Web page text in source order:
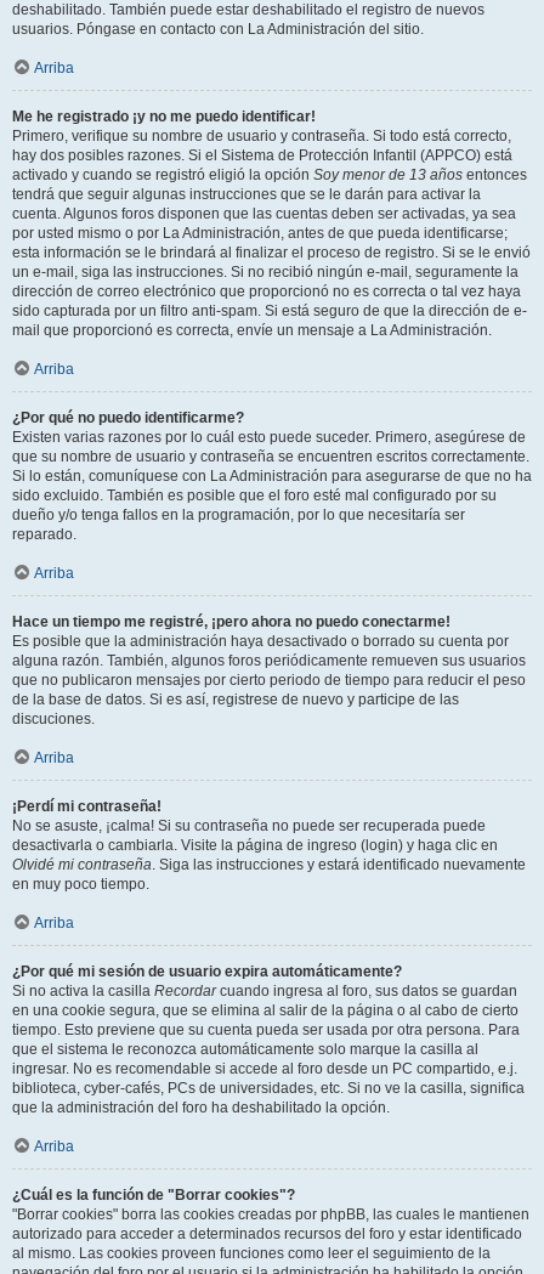
deshabilitado. También puede estar deshabilitado el registro de nuevos
usuarios. Póngase en contacto con La Administración del sitio.
Arriba
Me he registrado ¡y no me puedo identificar!
Primero, verifique su nombre de usuario y contraseña. Si todo está correcto,
hay dos posibles razones. Si el Sistema de Protección Infantil (APPCO) está
activado y cuando se registró eligió la opción Soy menor de 13 años entonces
tendrá que seguir algunas instrucciones que se le darán para activar la
cuenta. Algunos foros disponen que las cuentas deben ser activadas, ya sea
por usted mismo o por La Administración, antes de que pueda identificarse;
esta información se le brindará al finalizar el proceso de registro. Si se le envió
un e-mail, siga las instrucciones. Si no recibió ningún e-mail, seguramente la
dirección de correo electrónico que proporcionó no es correcta o tal vez haya
sido capturada por un filtro anti-spam. Si está seguro de que la dirección de e-
mail que proporcionó es correcta, envíe un mensaje a La Administración.
Arriba
¿Por qué no puedo identificarme?
Existen varias razones por lo cuál esto puede suceder. Primero, asegúrese de
que su nombre de usuario y contraseña se encuentren escritos correctamente.
Si lo están, comuníquese con La Administración para asegurarse de que no ha
sido excluido. También es posible que el foro esté mal configurado por su
dueño y/o tenga fallos en la programación, por lo que necesitaría ser
reparado.
Arriba
Hace un tiempo me registré, ¡pero ahora no puedo conectarme!
Es posible que la administración haya desactivado o borrado su cuenta por
alguna razón. También, algunos foros periódicamente remueven sus usuarios
que no publicaron mensajes por cierto periodo de tiempo para reducir el peso
de la base de datos. Si es así, registrese de nuevo y participe de las
discuciones.
Arriba
¡Perdí mi contraseña!
No se asuste, ¡calma! Si su contraseña no puede ser recuperada puede
desactivarla o cambiarla. Visite la página de ingreso (login) y haga clic en
Olvidé mi contraseña. Siga las instrucciones y estará identificado nuevamente
en muy poco tiempo.
Arriba
¿Por qué mi sesión de usuario expira automáticamente?
Si no activa la casilla Recordarcuando ingresa al foro, sus datos se guardan
en una cookie segura, que se elimina al salir de la página o al cabo de cierto
tiempo. Esto previene que su cuenta pueda ser usada por otra persona. Para
que el sistema le reconozca automáticamente solo marque la casilla al
ingresar. No es recomendable si accede al foro desde un PC compartido, e.j.
biblioteca, cyber-cafés, PCs de universidades, etc. Si no ve la casilla, significa
que la administración del foro ha deshabilitado la opción.
Arriba
¿Cuál es la función de "Borrar cookies"?
"Borrar cookies" borra las cookies creadas por phpBB, las cuales le mantienen
autorizado para acceder a determinados recursos del foro y estar identificado
al mismo. Las cookies proveen funciones como leer el seguimiento de la